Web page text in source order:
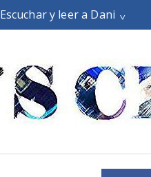
Escuchar y leer a Dani